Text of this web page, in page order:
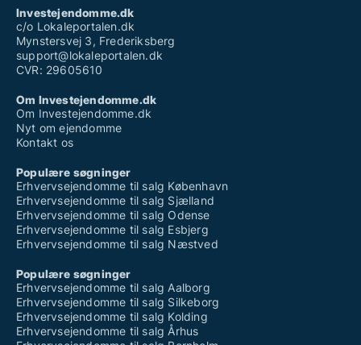
Kontor til salg i København S
Kontor til salg i København SV
Kontor til salg i Nordhavn
Kontor til salg på Nørrebro
Kontor til salg i Valby
Kontor til salg på Vesterbro
Kontor til salg i Ørestad
Kontor til salg på Østerbro
Investejendomme.dk
c/o Lokaleportalen.dk
Mynstersvej 3, Frederiksberg
support@lokaleportalen.dk
CVR: 29605610
Om Investejendomme.dk
Om Investejendomme.dk
Nyt om ejendomme
Kontakt os
Populære søgninger
Erhvervsejendomme til salg København
Erhvervsejendomme til salg Sjælland
Erhvervsejendomme til salg Odense
Erhvervsejendomme til salg Esbjerg
Erhvervsejendomme til salg Næstved
Populære søgninger
Erhvervsejendomme til salg Aalborg
Erhvervsejendomme til salg Silkeborg
Erhvervsejendomme til salg Kolding
Erhvervsejendomme til salg Århus